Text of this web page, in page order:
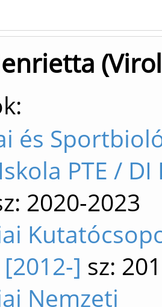
és
PTE / DI
2020-2023
[2012-] sz:
Nemzeti